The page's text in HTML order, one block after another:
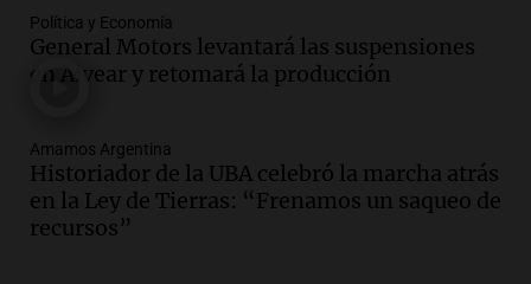
Audio.Conductor imputado por
accidente fatal en San Luis dejó tres
jóvenes muertos y un herido grave
Audio.Historiador de la UBA celebró la
marcha atrás en la Ley de Tierras:
“Frenamos un saqueo de recursos”
Amamos Argentina
Política y Economía
General Motors levantará las suspensiones
en Alvear y retomará la producción
Amamos Argentina
Historiador de la UBA celebró la marcha atrás
en la Ley de Tierras: “Frenamos un saqueo de
recursos”